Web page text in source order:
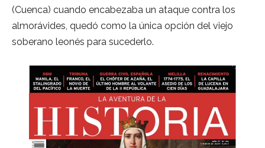
(Cuenca) cuando encabezaba un ataque contra los
almorávides, quedó como la única opción del viejo
soberano leonés para sucederlo.